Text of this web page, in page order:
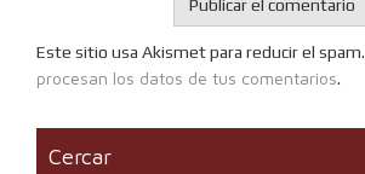
Este sitio usa Akismet para reducir el spam.
procesan los datos de tus comentarios.
Cercar